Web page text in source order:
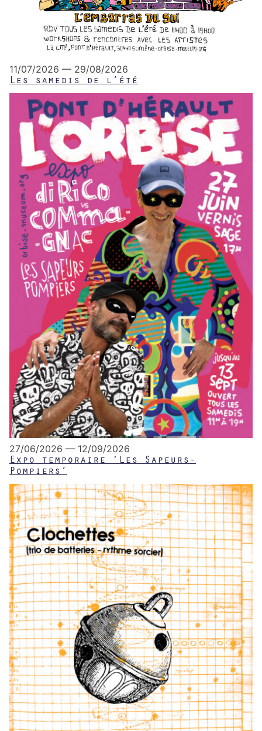
11/07/2026 — 29/08/2026
Les samedis de l’été
27/06/2026 — 12/09/2026
Expo temporaire ‘Les Sapeurs-
Pompiers’